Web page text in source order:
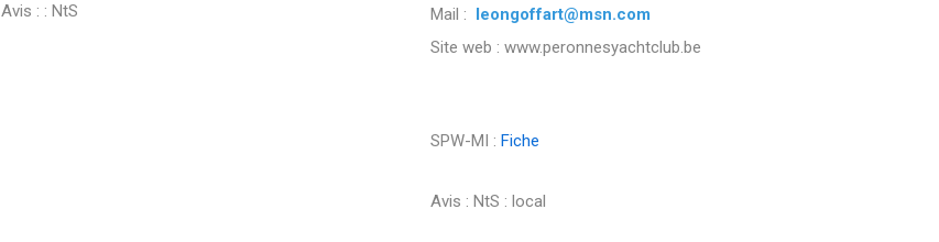
Avis : : NtS
Mail : leongoffart@msn.com
Site web : www.peronnesyachtclub.be
SPW-MI : Fiche
Avis : NtS : local